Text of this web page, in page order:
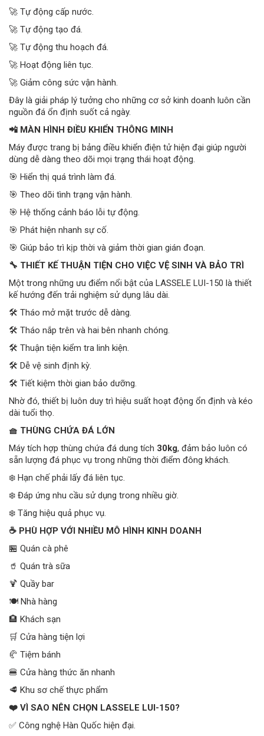
🚀 Tự động cấp nước.
🚀 Tự động tạo đá.
🚀 Tự động thu hoạch đá.
🚀 Hoạt động liên tục.
🚀 Giảm công sức vận hành.
Đây là giải pháp lý tưởng cho những cơ sở kinh doanh luôn cần
nguồn đá ổn định suốt cả ngày.
📲 MÀN HÌNH ĐIỀU KHIỂN THÔNG MINH
Máy được trang bị bảng điều khiển điện tử hiện đại giúp người
dùng dễ dàng theo dõi mọi trạng thái hoạt động.
🎯 Hiển thị quá trình làm đá.
🎯 Theo dõi tình trạng vận hành.
🎯 Hệ thống cảnh báo lỗi tự động.
🎯 Phát hiện nhanh sự cố.
🎯 Giúp bảo trì kịp thời và giảm thời gian gián đoạn.
🔧 THIẾT KẾ THUẬN TIỆN CHO VIỆC VỆ SINH VÀ BẢO TRÌ
Một trong những ưu điểm nổi bật của LASSELE LUI-150 là thiết
kế hướng đến trải nghiệm sử dụng lâu dài.
🛠️ Tháo mở mặt trước dễ dàng.
🛠️ Tháo nắp trên và hai bên nhanh chóng.
🛠️ Thuận tiện kiểm tra linh kiện.
🛠️ Dễ vệ sinh định kỳ.
🛠️ Tiết kiệm thời gian bảo dưỡng.
Nhờ đó, thiết bị luôn duy trì hiệu suất hoạt động ổn định và kéo
dài tuổi thọ.
🧺 THÙNG CHỨA ĐÁ LỚN
Máy tích hợp thùng chứa đá dung tích 30kg, đảm bảo luôn có
sẵn lượng đá phục vụ trong những thời điểm đông khách.
❄️ Hạn chế phải lấy đá liên tục.
❄️ Đáp ứng nhu cầu sử dụng trong nhiều giờ.
❄️ Tăng hiệu quả phục vụ.
☕ PHÙ HỢP VỚI NHIỀU MÔ HÌNH KINH DOANH
🏪 Quán cà phê
🥤 Quán trà sữa
🍹 Quầy bar
🍽️ Nhà hàng
🏨 Khách sạn
🛒 Cửa hàng tiện lợi
🥐 Tiệm bánh
🍔 Cửa hàng thức ăn nhanh
🥩 Khu sơ chế thực phẩm
❤️ VÌ SAO NÊN CHỌN LASSELE LUI-150?
✅ Công nghệ Hàn Quốc hiện đại.